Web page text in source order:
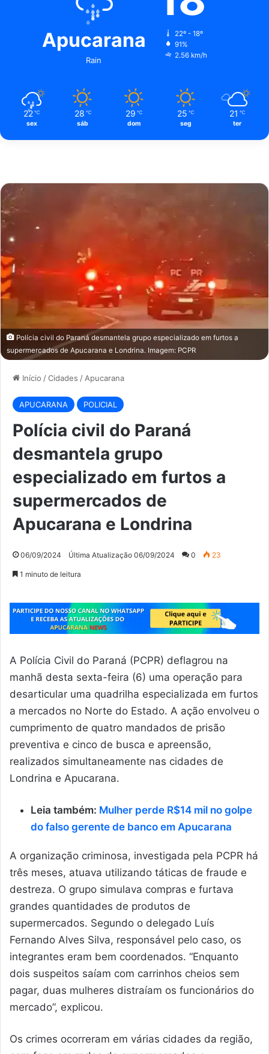
Polícia civil do Paraná desmantela grupo especializado em furtos a
supermercados de Apucarana e Londrina. Imagem: PCPR
Início /Cidades /Apucarana
APUCARANA POLICIAL
Polícia civil do Paraná
desmantela grupo
especializado em furtos a
supermercados de
Apucarana e Londrina
06/09/2024 Última Atualização 06/09/2024 0 23
1 minuto de leitura
A Polícia Civil do Paraná (PCPR) deflagrou na
manhã desta sexta-feira (6) uma operação para
desarticular uma quadrilha especializada em furtos
a mercados no Norte do Estado. A ação envolveu o
cumprimento de quatro mandados de prisão
preventiva e cinco de busca e apreensão,
realizados simultaneamente nas cidades de
Londrina e Apucarana.
Leia também: Mulher perde R$14 mil no golpe
do falso gerente de banco em Apucarana
A organização criminosa, investigada pela PCPR há
três meses, atuava utilizando táticas de fraude e
destreza. O grupo simulava compras e furtava
grandes quantidades de produtos de
supermercados. Segundo o delegado Luís
Fernando Alves Silva, responsável pelo caso, os
integrantes eram bem coordenados. “Enquanto
dois suspeitos saíam com carrinhos cheios sem
pagar, duas mulheres distraíam os funcionários do
mercado”, explicou.
Os crimes ocorreram em várias cidades da região,
Apucarana
Rain
22º - 18º
91%
2.56 km/h
22 ℃
sex
28 ℃
sáb
29 ℃
dom
25 ℃
seg
21 ℃
ter